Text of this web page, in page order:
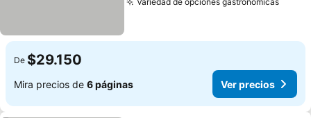
Ver
De $29.150
Mira precios de 6 páginas Ver precios